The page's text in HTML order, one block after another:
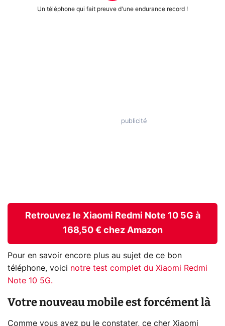
Un téléphone qui fait preuve d'une endurance record !
Retrouvez le Xiaomi Redmi Note 10 5G à
168,50 € chez Amazon
Pour en savoir encore plus au sujet de ce bon
téléphone, voici notre test complet du Xiaomi Redmi
Note 10 5G.
Votre nouveau mobile est forcément là
Comme vous avez pu le constater, ce cher Xiaomi